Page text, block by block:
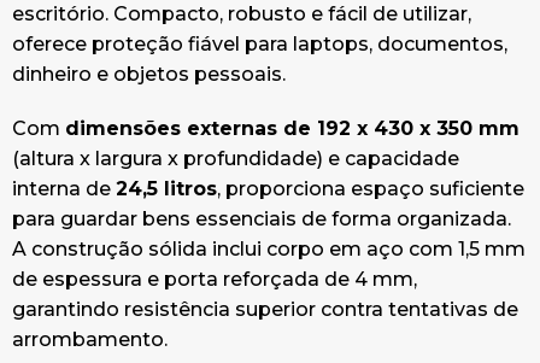
escritório. Compacto, robusto e fácil de utilizar,
oferece proteção fiável para laptops, documentos,
dinheiro e objetos pessoais.
Com dimensões externas de 192 x 430 x 350 mm
(altura x largura x profundidade) e capacidade
interna de 24,5 litros, proporciona espaço suficiente
para guardar bens essenciais de forma organizada.
A construção sólida inclui corpo em aço com 1,5 mm
de espessura e porta reforçada de 4 mm,
garantindo resistência superior contra tentativas de
arrombamento.